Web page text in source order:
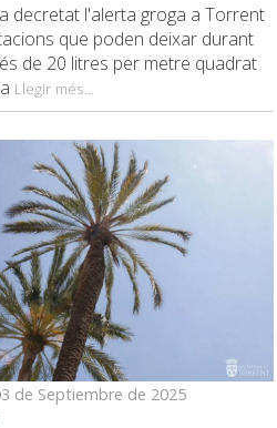
decretat l'alerta groga a Torrent
que poden deixar durant
de 20 litres per metre quadrat
Llegir més...
de Septiembre de 2025